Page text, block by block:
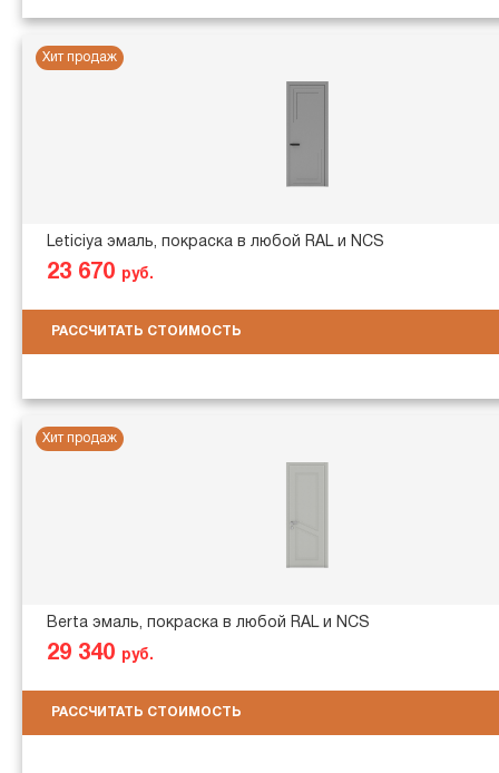
Хит продаж
Leticiya эмаль, покраска в любой RAL и NCS
23 670 руб.
РАССЧИТАТЬ СТОИМОСТЬ
Хит продаж
Berta эмаль, покраска в любой RAL и NCS
29 340 руб.
РАССЧИТАТЬ СТОИМОСТЬ